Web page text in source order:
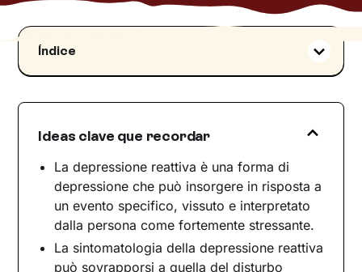
Índice
¿Qué es la depresión reactiva?
Reacciones al cambio
cambio
Mobbing y depresión reactiva
Depresión reactiva: síntomas
Depresión reactiva: síntomas físicos
Depresión reactiva: síntomas emocionales
Depresión reactiva: síntomas cognitivos
Ideas clave que recordar
La depressione reattiva è una forma di
depressione che può insorgere in risposta a
un evento specifico, vissuto e interpretato
dalla persona come fortemente stressante.
La sintomatologia della depressione reattiva
può sovrapporsi a quella del disturbo